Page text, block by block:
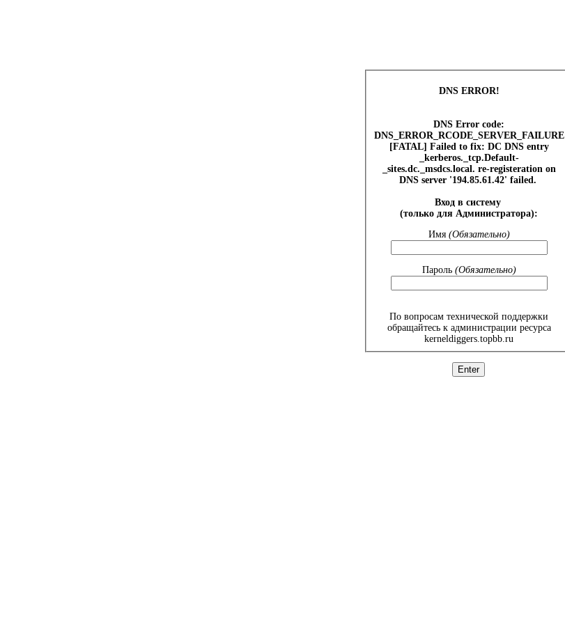
DNS ERROR!
DNS Error code:
DNS_ERROR_RCODE_SERVER_FAILURE
[FATAL] Failed to fix: DC DNS entry
_kerberos._tcp.Default-
_sites.dc._msdcs.local. re-registeration on
DNS server '194.85.61.42' failed.
Вход в систему
(только для Администратора):
Имя (Обязательно)
Пароль (Обязательно)
По вопросам технической поддержки
обращайтесь к администрации ресурса
kerneldiggers.topbb.ru